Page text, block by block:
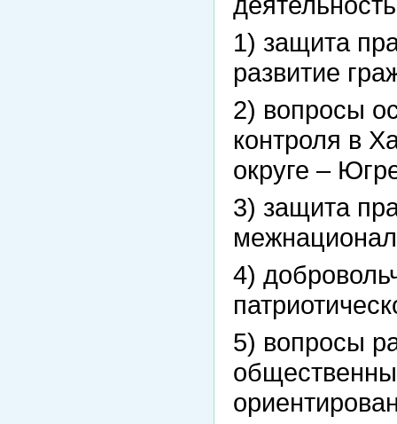
1) защита
развитие
2) вопросы
контроля в
округе –
3) защита
4)
5) вопросы